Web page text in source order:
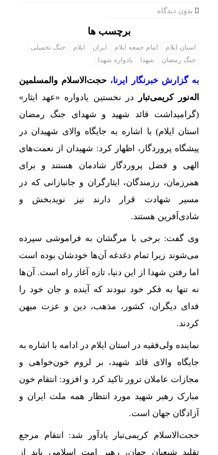
بدون دیدگاه
برچسب ها
استان ایلام امام جمعه ایلام ایران ایلام
جنگ تحمیلی
جنگ رمضان
شهدا یادواره شهدا
به گزارش خبرنگار ایرنا، حجت‌الاسلام والمسلمین
اله‌نور کریمی‌تبار
در نخستین یادواره «عهد ایثار»
(گرامیداشت قائد شهید و شهدای جنگ رمضان
استان ایلام) با اشاره به جایگاه والای شهیدان در
پیشگاه پروردگار، اظهار کرد: شهیدان از نعمت‌های
الهی و فضل پروردگار شادمان هستند و برای
همرزمان، رزمندگان، ایثارگران و جانبازانی که در
مسیر شهادت قرار دارند نیز نویدبخش و
شادی‌آفرین‌ هستند.
وی گفت: برخی با مرگشان به فراموشی سپرده
می‌شوند زیرا تمام دغدغه آن‌ها خودشان بوده است
اما رفتن شهدا از این دنیا، تازه آغاز راه است. آن‌ها
نه تنها به فکر خود نبودند که آینده و جان خود را
فدای دیگران، کشور، مذهب، دین و عزت میهن
کردند.
نماینده ولی‌فقیه در استان ایلام در ادامه با اشاره به
جایگاه والای قائد شهید، بر لزوم خون‌خواهی و
مجازات عاملان ترور تاکید کرد و افزود: انتقام خون
مبارک رهبر شهید مورد انتظار همه ملت ایران و
آزادگان جهان است.
حجت‌الاسلام کریمی‌تبار یادآور شد: انتقام مرجع
تقلید شیعیان جهان، رهبر امت اسلامی باید از